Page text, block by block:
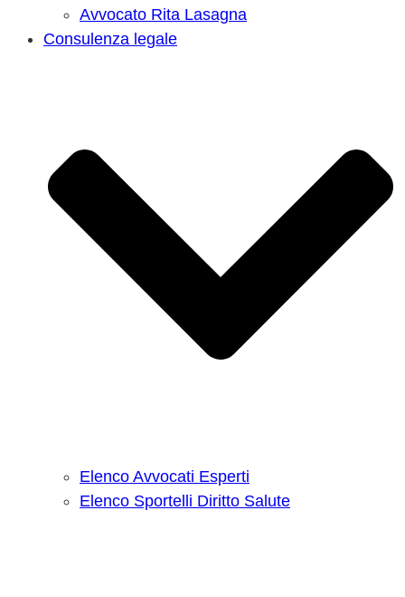
Avvocato Rita Lasagna
Consulenza legale
Elenco Avvocati Esperti
Elenco Sportelli Diritto Salute